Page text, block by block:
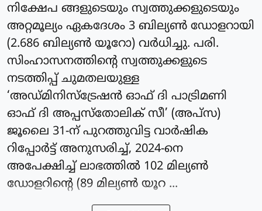
നിക്ഷേപ ങ്ങളുടെയും സ്വത്തുക്കളുടെയും
അറ്റമൂല്യം ഏകദേശം 3 ബില്യണ്‍ ഡോളറായി
(2.686 ബില്യണ്‍ യൂറോ) വർധിച്ചു. പരി.
സിംഹാസനത്തിന്റെ സ്വത്തുക്കളുടെ
നടത്തിപ്പ് ചുമതലയുള്ള
‘അഡ്മിനിസ്‌ട്രേഷന്‍ ഓഫ് ദി പാട്രിമണി
ഓഫ് ദി അപ്പസ്‌തോലിക് സീ’ (അപ്‌സ)
ജൂലൈ 31-ന് പുറത്തുവിട്ട വാര്‍ഷിക
റിപ്പോര്‍ട്ട് അനുസരിച്ച്, 2024-നെ
അപേക്ഷിച്ച് ലാഭത്തില്‍ 102 മില്യണ്‍
ഡോളറിന്റെ (89 മില്യണ്‍ യൂറ ...